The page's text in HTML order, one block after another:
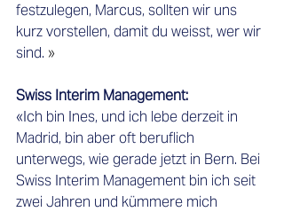
festzulegen, Marcus, sollten wir uns
kurz vorstellen, damit du weisst, wer wir
sind. »
Swiss Interim Management:
«Ich bin Ines, und ich lebe derzeit in
Madrid, bin aber oft beruflich
unterwegs, wie gerade jetzt in Bern. Bei
Swiss Interim Management bin ich seit
zwei Jahren und kümmere mich